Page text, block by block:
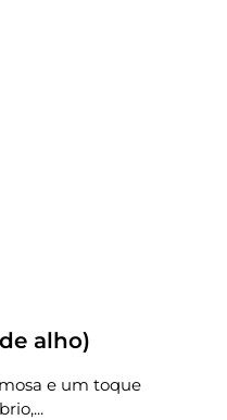
alho)
e um toque